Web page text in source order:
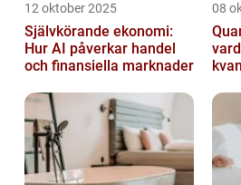
12 oktober 2025
Självkörande ekonomi:
Hur AI påverkar handel
och finansiella marknader
08